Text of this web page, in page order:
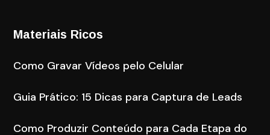
Materiais Ricos
Como Gravar Vídeos pelo Celular
Guia Prático: 15 Dicas para Captura de Leads
Como Produzir Conteúdo para Cada Etapa do